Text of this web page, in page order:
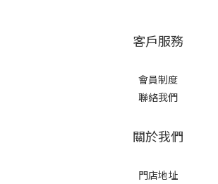
客戶服務
會員制度
聯絡我們
關於我們
門店地址